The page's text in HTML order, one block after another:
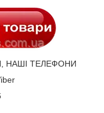
НАШІ ТЕЛЕФОНИ